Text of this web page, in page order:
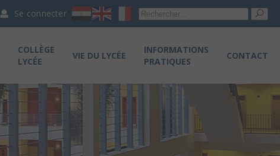
Se connecter
COLLÈGE
LYCÉE
VIE DU LYCÉE
INFORMATIONS
PRATIQUES
CONTACT